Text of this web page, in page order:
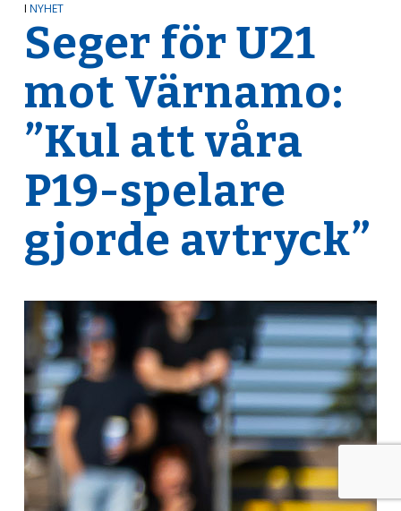
I NYHET
Seger för U21
mot Värnamo:
”Kul att våra
P19-spelare
gjorde avtryck”